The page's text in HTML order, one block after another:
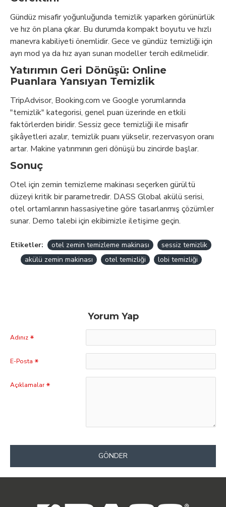
Gündüz misafir yoğunluğunda temizlik yaparken görünürlük
ve hız ön plana çıkar. Bu durumda kompakt boyutu ve hızlı
manevra kabiliyeti önemlidir. Gece ve gündüz temizliği için
ayrı mod ya da hız ayarı sunan modeller tercih edilmelidir.
Yatırımın Geri Dönüşü: Online
Puanlara Yansıyan Temizlik
TripAdvisor, Booking.com ve Google yorumlarında
"temizlik" kategorisi, genel puan üzerinde en etkili
faktörlerden biridir. Sessiz gece temizliği ile misafir
şikâyetleri azalır, temizlik puanı yükselir, rezervasyon oranı
artar. Makine yatırımının geri dönüşü bu zincirde başlar.
Sonuç
Otel için zemin temizleme makinası seçerken gürültü
düzeyi kritik bir parametredir. DASS Global akülü serisi,
otel ortamlarının hassasiyetine göre tasarlanmış çözümler
sunar. Demo talebi için ekibimizle iletişime geçin.
Etiketler: otel zemin temizleme makinası
sessiz temizlik
akülü zemin makinası
otel temizliği lobi temizliği
Yorum Yap
Adınız
E-Posta
Açıklamalar
GÖNDER